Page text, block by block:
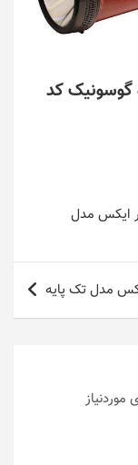
گوسونیک کد
ایکس مدل
مدل تک پایه